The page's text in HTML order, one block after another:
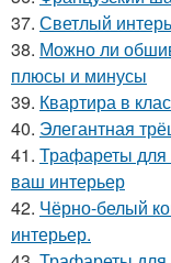
37. Светлый
38. Можно ли
плюсы и минусы
39. Квартира в
40. Элегантная
41. Трафареты для
ваш интерьер
42. Чёрно-белый
интерьер.